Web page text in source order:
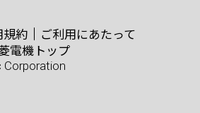
規約
ご利用にあたって
電機トップ